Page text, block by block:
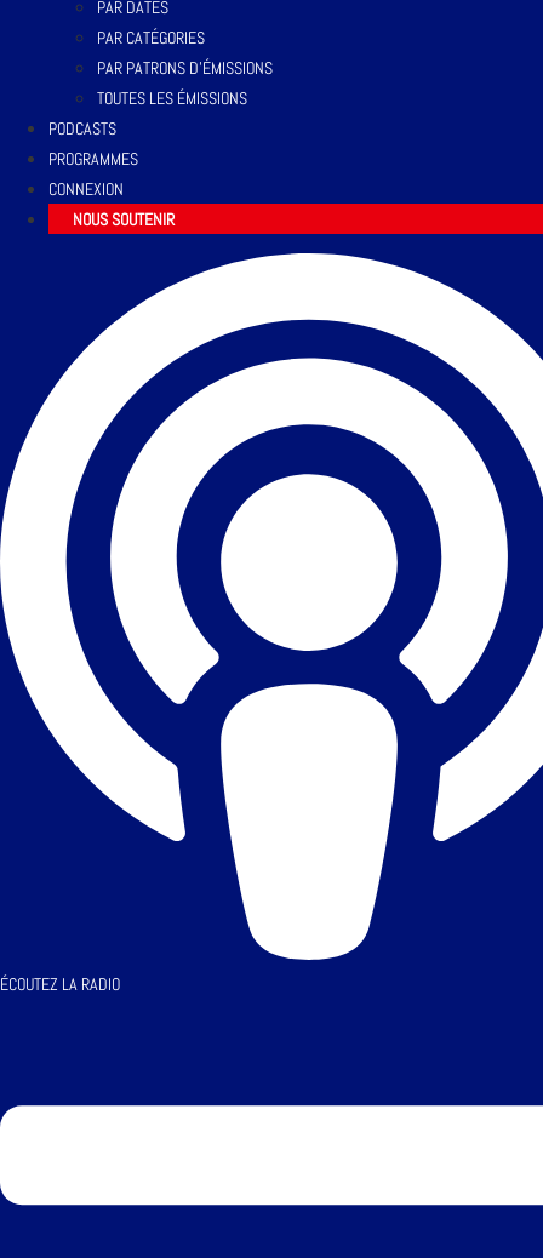
PAR DATES
PAR CATÉGORIES
PAR PATRONS D’ÉMISSIONS
TOUTES LES ÉMISSIONS
PODCASTS
PROGRAMMES
CONNEXION
NOUS SOUTENIR
ÉCOUTEZ LA RADIO